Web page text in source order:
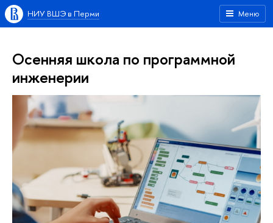
Меню
НИУ ВШЭ в Перми
Осенняя школа по программной
инженерии